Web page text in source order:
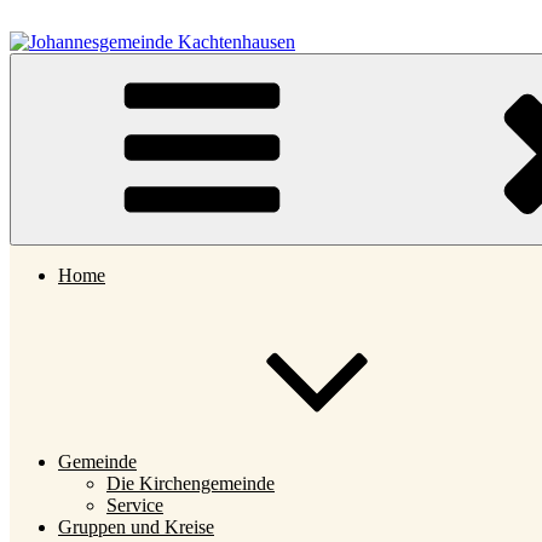
Inhalt
springen
Johannesgemeinde Kachtenhausen
Home
Gemeinde
Die Kirchengemeinde
Service
Gruppen und Kreise